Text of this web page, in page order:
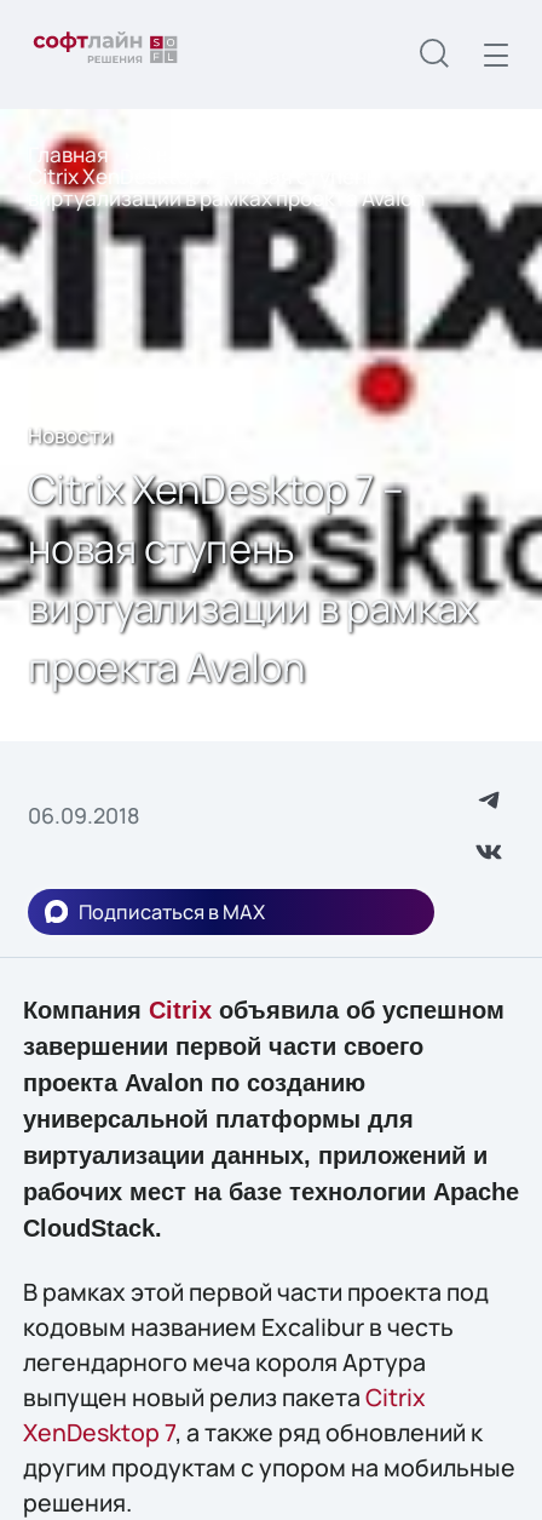
Главная
Citrix XenDesktop 7 – новая ступень
виртуализации в рамках проекта Avalon
Новости
Citrix XenDesktop 7 –
новая ступень
виртуализации в рамках
проекта Avalon
06.09.2018
Подписаться в MAX
Компания Citrixобъявила об успешном
завершении первой части своего
проекта Avalon по созданию
универсальной платформы для
виртуализации данных, приложений и
рабочих мест на базе технологии Apache
CloudStack.
В рамках этой первой части проекта под
кодовым названием Excalibur в честь
легендарного меча короля Артура
выпущен новый релиз пакетаCitrix
XenDesktop 7, а также ряд обновлений к
другим продуктам с упором на мобильные
решения.